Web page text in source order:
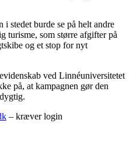
i stedet burde se på helt andre
turisme, som større afgifter på
og et stop for nyt
ved Linnéuniversitetet
på, at kampagnen gør den
– kræver login